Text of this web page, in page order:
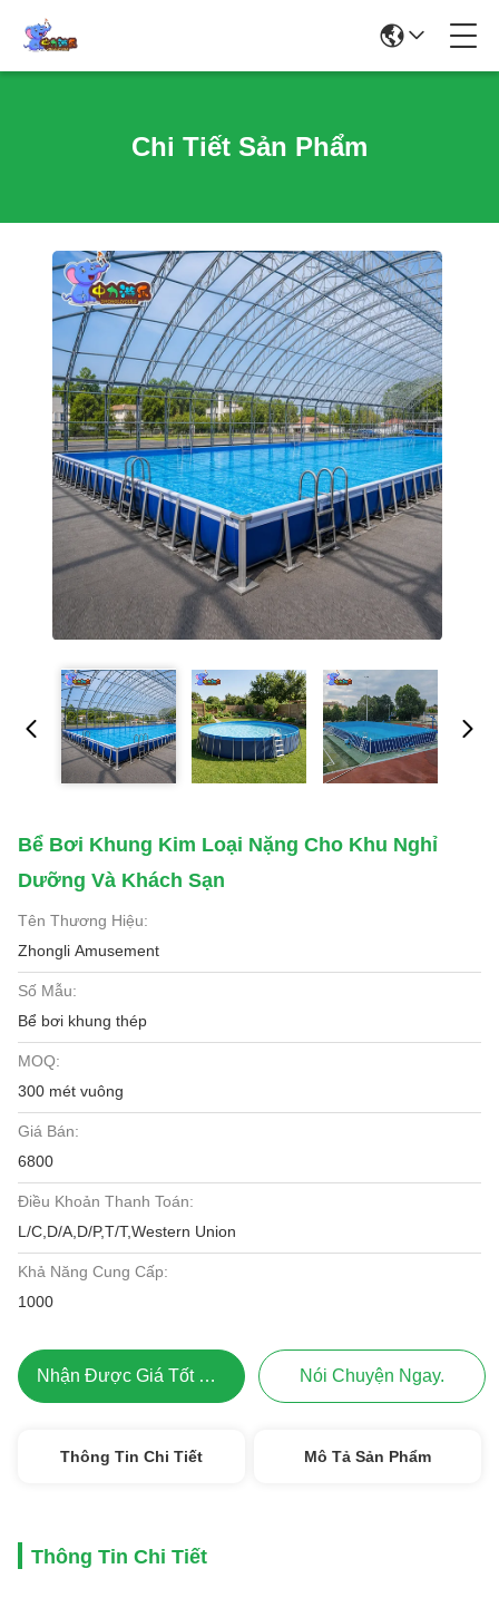
Chi Tiết Sản Phẩm
Bể Bơi Khung Kim Loại Nặng Cho Khu Nghỉ
Dưỡng Và Khách Sạn
Tên Thương Hiệu:
Zhongli Amusement
Số Mẫu:
Bể bơi khung thép
MOQ:
300 mét vuông
Giá Bán:
6800
Điều Khoản Thanh Toán:
L/C,D/A,D/P,T/T,Western Union
Khả Năng Cung Cấp:
1000
Nhận Được Giá Tốt Nhất Nói Chuyện Ngay.
Thông Tin Chi Tiết Mô Tả Sản Phẩm
Thông Tin Chi Tiết